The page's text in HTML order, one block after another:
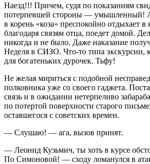
Наезд!!! Причем, судя по показаниям
потерпевшей стороны — умышленный! А
в корень «коза» преспокойно отдыхает
благодаря связям отца, поедет домой.
никогда и не было. Даже наказание
Неделя в СИЗО. Что-то типа экскурсии,
для богатеньких дурочек. Тьфу!
Не желая мириться с подобной
полковника уже со своего гаджета.
связь и в ожидании нетерпеливо
по потертой поверхности старого
оставшегося с советских времен.
— Слушаю! — ага, вызов принят.
— Леонид Кузьмич, ты хоть в курсе
По Симоновой! — сходу ломанулся в